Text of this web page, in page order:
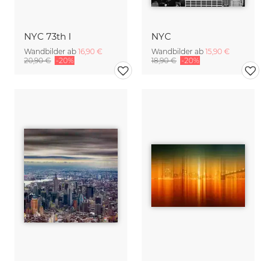
NYC 73th I
Wandbilder ab 16,90 €
20,90 € -20%
NYC
Wandbilder ab 15,90 €
18,90 € -20%